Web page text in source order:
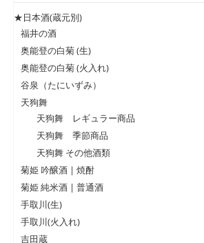
★日本酒(蔵元別)
福井の酒
奥能登の白菊 (生)
奥能登の白菊 (火入れ)
谷泉（たにいずみ）
天狗舞
天狗舞 レギュラー商品
天狗舞 季節商品
天狗舞 その他酒類
菊姫 吟醸酒 | 焼酎
菊姫 純米酒 | 普通酒
手取川(生)
手取川(火入れ)
吉田蔵